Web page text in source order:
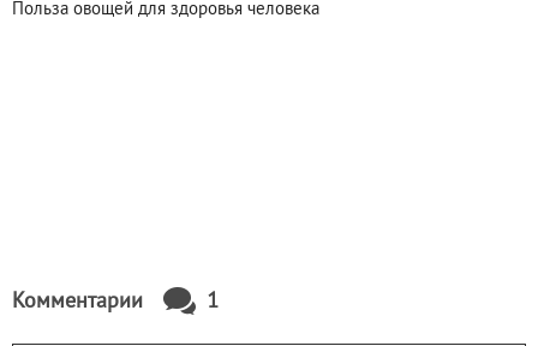
Польза овощей для здоровья человека
Комментарии 1